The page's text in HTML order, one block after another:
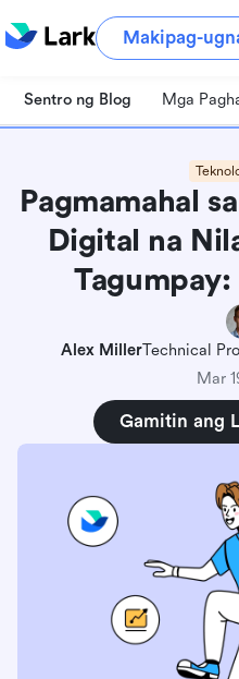
Makipag-
Sentro ng Blog Mga
Pagmamahal
Digital na
Tagumpay:
Alex MillerTechnical
Mar
Gamitin ang